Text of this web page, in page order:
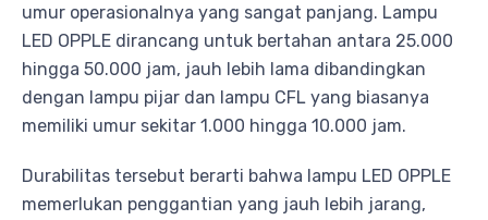
umur operasionalnya yang sangat panjang. Lampu
LED OPPLE dirancang untuk bertahan antara 25.000
hingga 50.000 jam, jauh lebih lama dibandingkan
dengan lampu pijar dan lampu CFL yang biasanya
memiliki umur sekitar 1.000 hingga 10.000 jam.
Durabilitas tersebut berarti bahwa lampu LED OPPLE
memerlukan penggantian yang jauh lebih jarang,